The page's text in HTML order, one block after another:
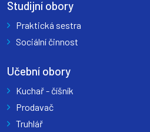
Studijní obory
Praktická sestra
Sociální činnost
Učební obory
Kuchař - číšník
Prodavač
Truhlář